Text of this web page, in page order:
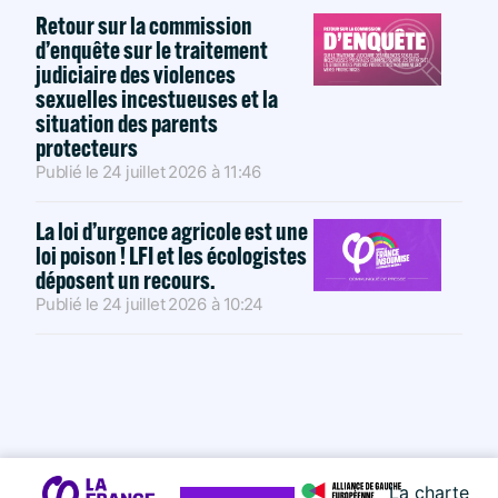
Retour sur la commission
d’enquête sur le traitement
judiciaire des violences
sexuelles incestueuses et la
situation des parents
protecteurs
Publié le 24 juillet 2026 à 11:46
La loi d’urgence agricole est une
loi poison ! LFI et les écologistes
déposent un recours.
Publié le 24 juillet 2026 à 10:24
La charte